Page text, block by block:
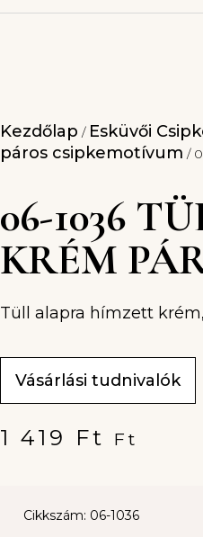
Kezdőlap / Esküvői
páros csipkemotívum /
06-1036
KRÉM
Tüll alapra hímzett
Vásárlási tudnivalók
1 419 Ft Ft
Cikkszám: 06-1036